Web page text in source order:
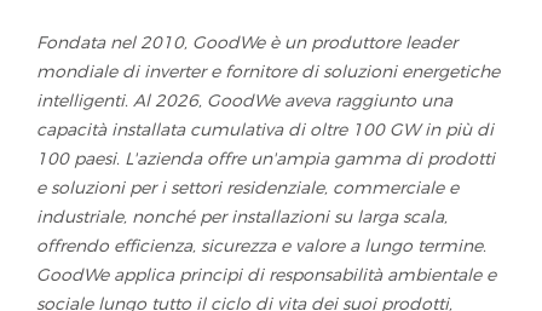
Fondata nel 2010, GoodWe è un produttore leader
mondiale di inverter e fornitore di soluzioni energetiche
intelligenti. Al 2026, GoodWe aveva raggiunto una
capacità installata cumulativa di oltre 100 GW in più di
100 paesi. L'azienda offre un'ampia gamma di prodotti
e soluzioni per i settori residenziale, commerciale e
industriale, nonché per installazioni su larga scala,
offrendo efficienza, sicurezza e valore a lungo termine.
GoodWe applica principi di responsabilità ambientale e
sociale lungo tutto il ciclo di vita dei suoi prodotti,